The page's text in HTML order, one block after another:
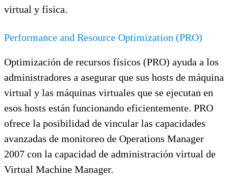
virtual y física.
Performance and Resource Optimization (PRO)
Optimización de recursos físicos (PRO) ayuda a los
administradores a asegurar que sus hosts de máquina
virtual y las máquinas virtuales que se ejecutan en
esos hosts están funcionando eficientemente. PRO
ofrece la posibilidad de vincular las capacidades
avanzadas de monitoreo de Operations Manager
2007 con la capacidad de administración virtual de
Virtual Machine Manager.